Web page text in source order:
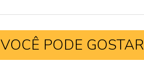
VOCÊ PODE GOSTAR